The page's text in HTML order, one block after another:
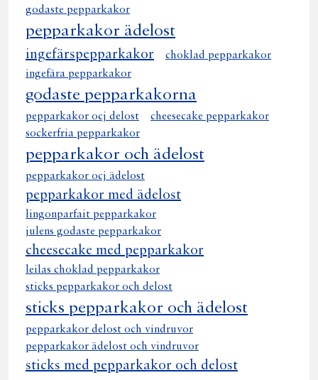
godaste pepparkakor
pepparkakor ädelost
ingefärspepparkakor
choklad pepparkakor
ingefära pepparkakor
godaste pepparkakorna
pepparkakor ocj delost
cheesecake pepparkakor
sockerfria pepparkakor
pepparkakor och ädelost
pepparkakor ocj ädelost
pepparkakor med ädelost
lingonparfait pepparkakor
julens godaste pepparkakor
cheesecake med pepparkakor
leilas choklad pepparkakor
sticks pepparkakor och delost
sticks pepparkakor och ädelost
pepparkakor delost och vindruvor
pepparkakor ädelost och vindruvor
sticks med pepparkakor och delost